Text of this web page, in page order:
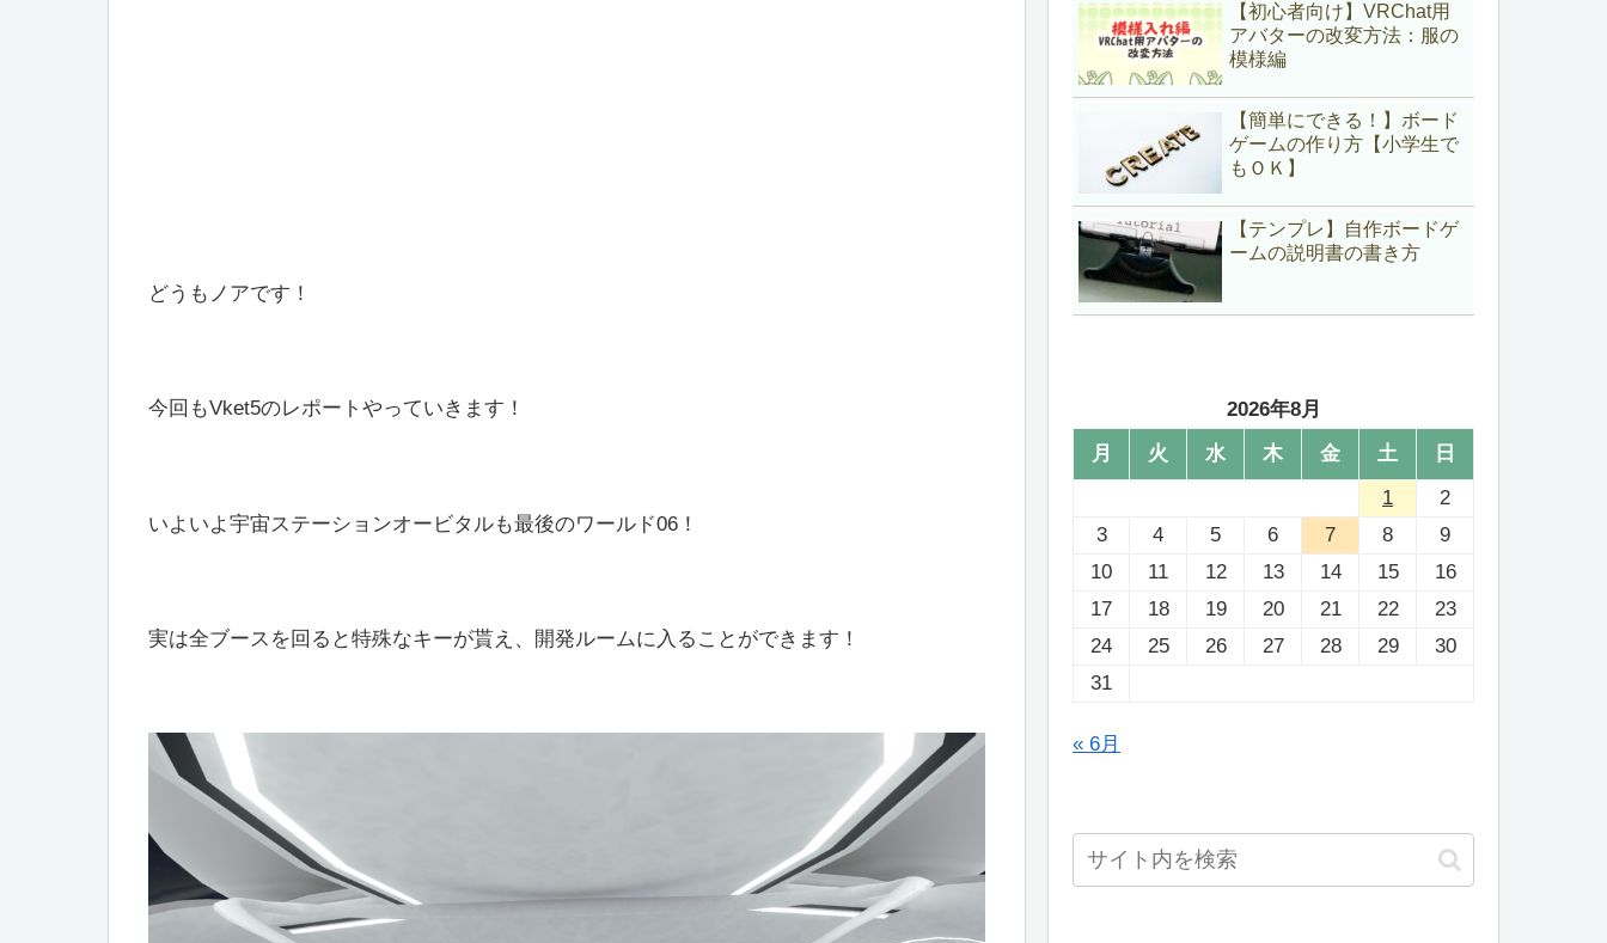
どうもノアです！
今回もVket5のレポートやっていきます！
いよいよ宇宙ステーションオービタルも最後のワールド06！
実は全ブースを回ると特殊なキーが貰え、開発ルームに入ることができます！
【初心者向け】VRChat用
アバターの改変方法：服の
模様編
【簡単にできる！】ボード
ゲームの作り方【小学生で
もＯＫ】
【テンプレ】自作ボードゲ
ームの説明書の書き方
2026年8月
月
火 水 木 金 土
日
1
2
3
4 5 6 7 8
9
10
11 12 13 14 15
16
17
18 19 20 21 22
23
24
25 26 27 28 29
30
31
« 6月